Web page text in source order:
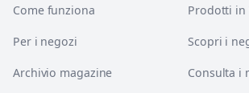
Come funziona
Per i negozi
Archivio magazine
Prodotti in
Scopri i
Consulta i